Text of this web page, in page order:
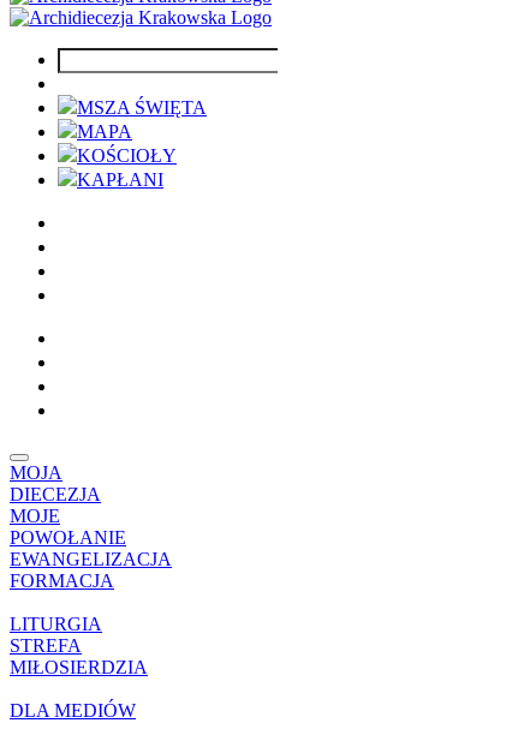
MSZA ŚWIĘTA
MAPA
KOŚCIOŁY
KAPŁANI
MOJA
DIECEZJA
MOJE
POWOŁANIE
EWANGELIZACJA
FORMACJA
LITURGIA
STREFA
MIŁOSIERDZIA
DLA MEDIÓW